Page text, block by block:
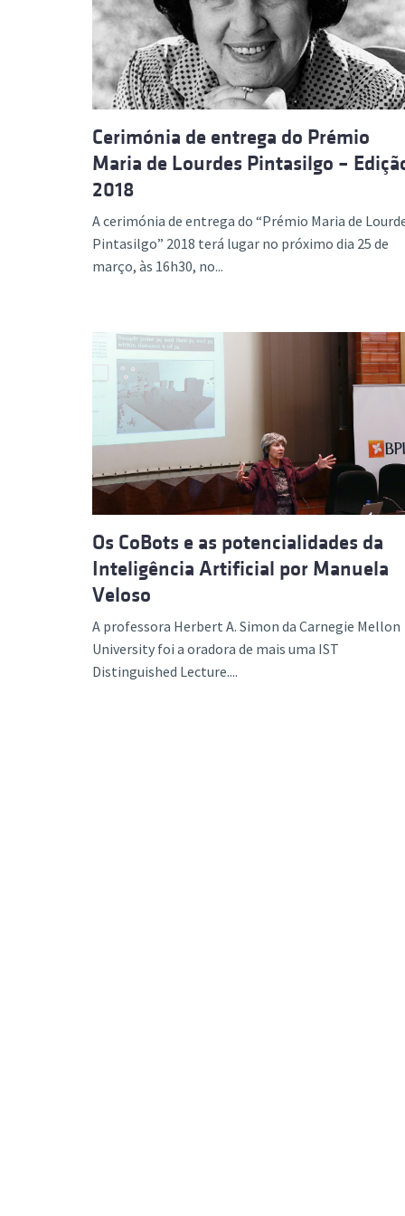
Cerimónia de entrega do Prémio
Maria de Lourdes Pintasilgo –
2018
A cerimónia de entrega do “Prémio Maria de
Pintasilgo” 2018 terá lugar no próximo dia 25 de
março, às 16h30, no...
Os CoBots e as potencialidades da
Inteligência Artificial por Manuela
Veloso
A professora Herbert A. Simon da Carnegie Mellon
University foi a oradora de mais uma IST
Distinguished Lecture....